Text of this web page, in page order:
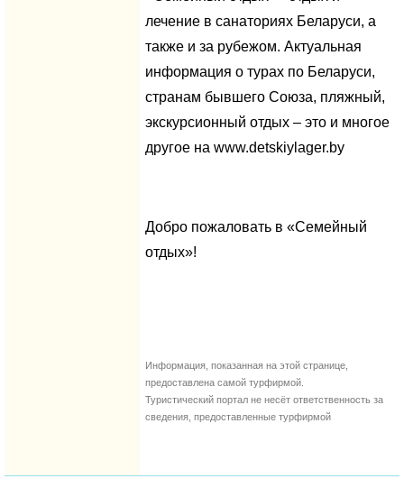
лечение в санаториях Беларуси, а
также и за рубежом. Актуальная
информация о турах по Беларуси,
странам бывшего Союза, пляжный,
экскурсионный отдых – это и многое
другое на www.detskiylager.by
Добро пожаловать в «Семейный
отдых»!
Информация, показанная на этой странице,
предоставлена самой турфирмой.
Туристический портал не несёт ответственность за
сведения, предоставленные турфирмой